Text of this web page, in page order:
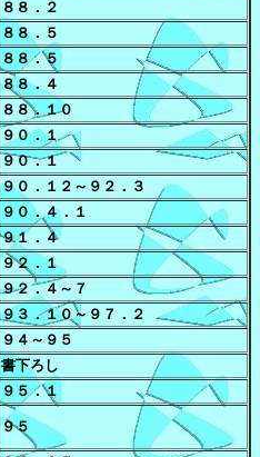
８８．２
８８．５
８８．５
８８．４
８８．１０
９０．１
９０．１
９０．１２～９２．３
９０．４．１
９１．４
９２．１
９２．４～７
９３．１０～９７．２
９４～９５
書下ろし
９５．１
９５